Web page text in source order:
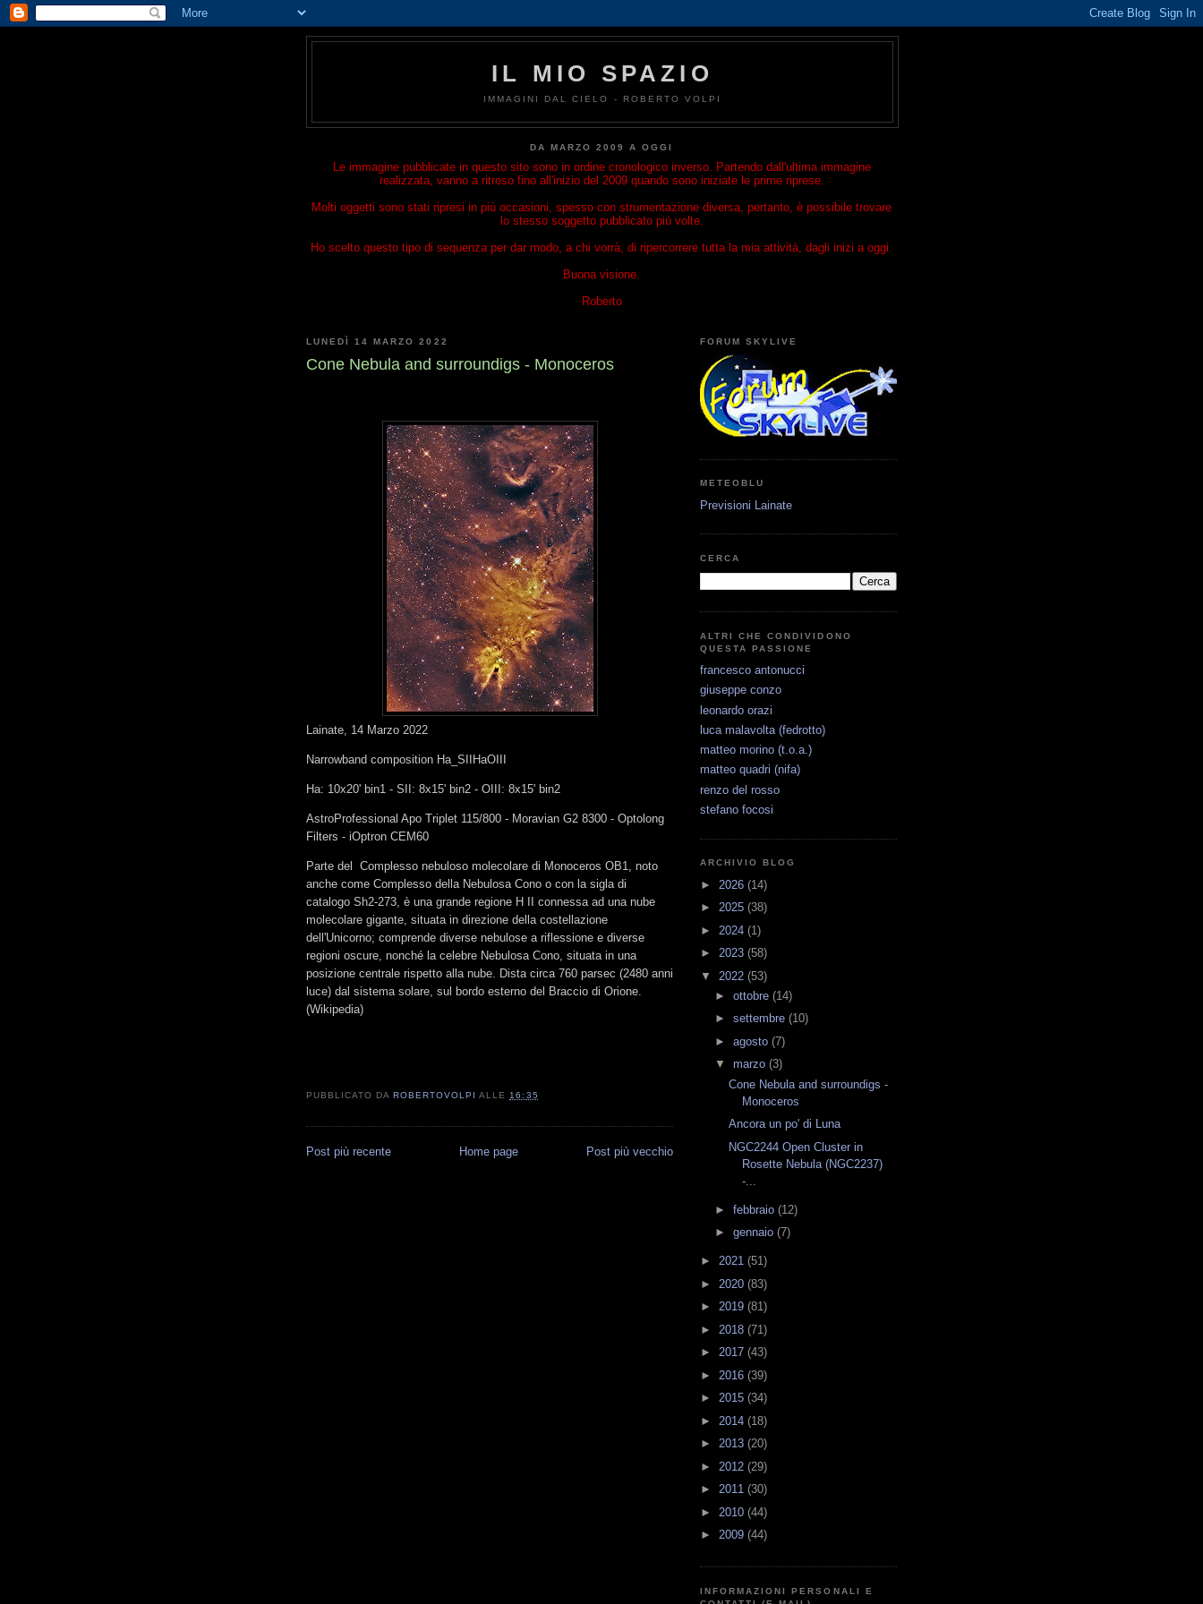
IL MIO SPAZIO
IMMAGINI DAL CIELO - ROBERTO VOLPI
DA MARZO 2009 A OGGI
Le immagine pubblicate in questo sito sono in ordine cronologico inverso. Partendo dall'ultima immagine
realizzata, vanno a ritroso fino all'inizio del 2009 quando sono iniziate le prime riprese.
Molti oggetti sono stati ripresi in più occasioni, spesso con strumentazione diversa, pertanto, è possibile trovare
lo stesso soggetto pubblicato più volte.
Ho scelto questo tipo di sequenza per dar modo, a chi vorrà, di ripercorrere tutta la mia attività, dagli inizi a oggi.
Buona visione.
Roberto
LUNEDÌ 14 MARZO 2022
Cone Nebula and surroundigs - Monoceros
Lainate, 14 Marzo 2022
Narrowband composition Ha_SIIHaOIII
Ha: 10x20' bin1 - SII: 8x15' bin2 - OIII: 8x15' bin2
AstroProfessional Apo Triplet 115/800 - Moravian G2 8300 - Optolong
Filters - iOptron CEM60
Parte del Complesso nebuloso molecolare di Monoceros OB1, noto
anche come Complesso della Nebulosa Cono o con la sigla di
catalogo Sh2-273, è una grande regione H II connessa ad una nube
molecolare gigante, situata in direzione della costellazione
dell'Unicorno; comprende diverse nebulose a riflessione e diverse
regioni oscure, nonché la celebre Nebulosa Cono, situata in una
posizione centrale rispetto alla nube. Dista circa 760 parsec (2480 anni
luce) dal sistema solare, sul bordo esterno del Braccio di Orione.
(Wikipedia)
PUBBLICATO DAROBERTOVOLPI ALLE 16:35
Post più recente Post più vecchio
Home page
FORUM SKYLIVE
METEOBLU
Previsioni Lainate
CERCA
ALTRI CHE CONDIVIDONO
QUESTA PASSIONE
francesco antonucci
giuseppe conzo
leonardo orazi
luca malavolta (fedrotto)
matteo morino (t.o.a.)
matteo quadri (nifa)
renzo del rosso
stefano focosi
ARCHIVIO BLOG
► 2026 (14)
► 2025 (38)
► 2024 (1)
► 2023 (58)
▼ 2022 (53)
► ottobre (14)
► settembre (10)
► agosto (7)
▼ marzo (3)
Cone Nebula and surroundigs -
Monoceros
Ancora un po' di Luna
NGC2244 Open Cluster in
Rosette Nebula (NGC2237)
-...
► febbraio (12)
► gennaio (7)
► 2021 (51)
► 2020 (83)
► 2019 (81)
► 2018 (71)
► 2017 (43)
► 2016 (39)
► 2015 (34)
► 2014 (18)
► 2013 (20)
► 2012 (29)
► 2011 (30)
► 2010 (44)
► 2009 (44)
INFORMAZIONI PERSONALI E